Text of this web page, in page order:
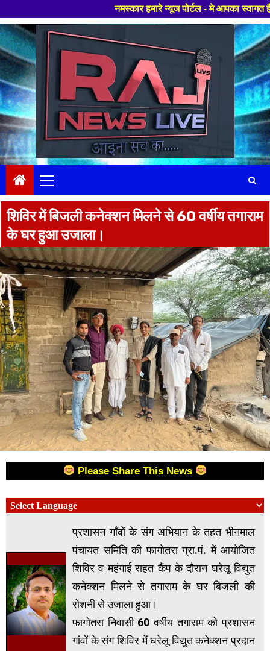
नमस्कार हमारे न्यूज पोर्टल - मे आपका स्वागत हैं ,यहाँ
Skip
to
content
Menu
शिविर में बिजली कनेक्शन मिलने से 60 वर्षीय तगाराम
के घर हुआ उजाला।
Please Share This News
प्रशासन गाँवों के संग अभियान के तहत भीनमाल
पंचायत समिति की फागोतरा ग्रा.पं. में आयोजित
शिविर व महंगाई राहत कैंप के दौरान घरेलू विद्युत
कनेक्शन मिलने से तगाराम के घर बिजली की
रोशनी से उजाला हुआ।
फागोतरा निवासी 60 वर्षीय तगाराम को प्रशासन
गांवों के संग शिविर में घरेलू विद्युत कनेक्शन प्रदान